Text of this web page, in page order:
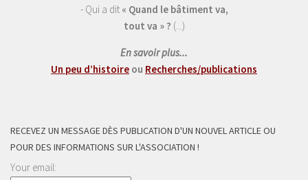
- Qui a dit« Quand le bâtiment va,
tout va » ? (...)
En savoir plus...
Un peu d’histoire ou Recherches/publications
RECEVEZ UN MESSAGE DÈS PUBLICATION D'UN NOUVEL ARTICLE OU
POUR DES INFORMATIONS SUR L'ASSOCIATION !
Your email: